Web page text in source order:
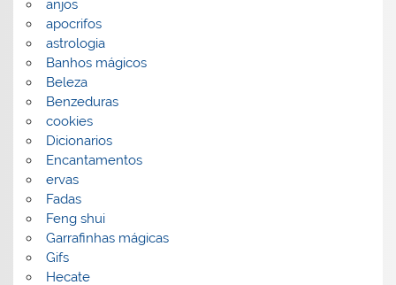
anjos
apocrifos
astrologia
Banhos mágicos
Beleza
Benzeduras
cookies
Dicionarios
Encantamentos
ervas
Fadas
Feng shui
Garrafinhas mágicas
Gifs
Hecate